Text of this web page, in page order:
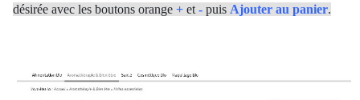
désirée avec les boutons orange + et - puis Ajouter au panier.